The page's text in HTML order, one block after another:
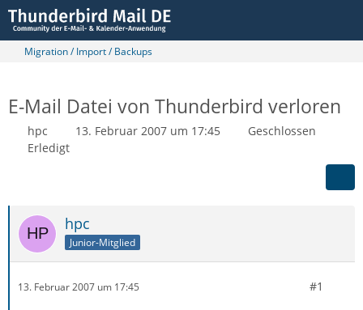
Migration / Import / Backups
E-Mail Datei von Thunderbird verloren
hpc 13. Februar 2007 um 17:45
Geschlossen
Erledigt
hpc
Junior-Mitglied
13. Februar 2007 um 17:45 #1